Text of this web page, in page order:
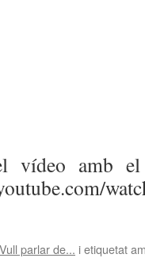
vídeo amb
Vull parlar de... i etiquetat